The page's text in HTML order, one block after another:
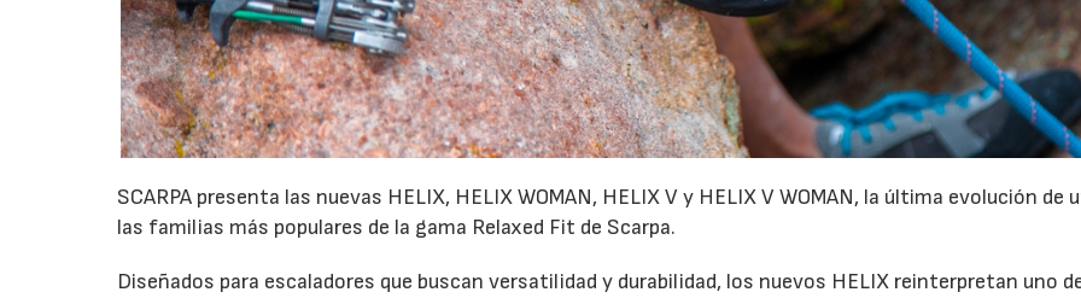
SCARPA presenta las nuevas HELIX, HELIX WOMAN, HELIX V y HELIX V WOMAN, la última evolución de
las familias más populares de la gama Relaxed Fit de Scarpa.
Diseñados para escaladores que buscan versatilidad y durabilidad, los nuevos HELIX reinterpretan uno